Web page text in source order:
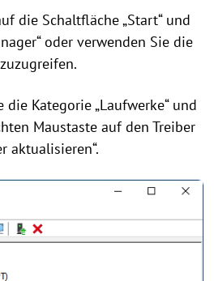
die Schaltfläche „Start“ und
oder verwenden Sie die
die Kategorie „Laufwerke“ und
Maustaste auf den Treiber
aktualisieren“.